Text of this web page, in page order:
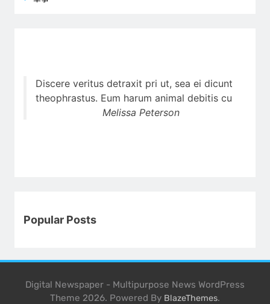
Discere veritus detraxit pri ut, sea ei dicunt
theophrastus. Eum harum animal debitis cu
Melissa Peterson
Popular Posts
Digital Newspaper - Multipurpose News WordPress
Theme 2026. Powered By BlazeThemes.